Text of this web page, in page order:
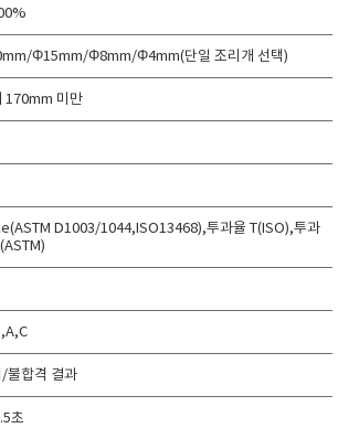
Φ15mm/Φ8mm/Φ4mm(단일 조리개 선택)
170mm 미만
D1003/1044,ISO13468),투과율 T(ISO),투과
/불합격 결과
초